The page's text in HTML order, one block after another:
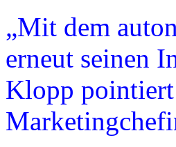
„Mit dem
erneut seinen
Klopp pointiert